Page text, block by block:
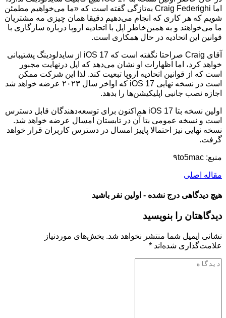
اما Craig Federighi به‌تازگی گفته است که «ما می‌خواهیم مطمئن
شویم که هر کاری که انجام می‌دهیم دقیقا همان چیزی مه مشتریان
ما می‌خواهند و به همین‌خاطر اپل با اتحادیه اروپا درباره سازگاری با
قوانین این اتحادیه در حال همکاری است.
آقای Craig صراحتا نگفته است که iOS 17 از سایدلودینگ پشتیبانی
خواهد کرد، اما اظهارات او نشان می‌دهد که اپل درنهایت مجبور
است که از قوانین اتحادیه اروپا تبعیت کند. لذا این شرکت ممکن
است در نسخه نهایی iOS 17 که اواخر سال ۲۰۲۳ عرضه خواهد شد
اجازه نصب جانبی اپلیکیشن‌ها را بدهد.
اولین نسخه بتا iOS 17 هم‌اکنون برای توسعه‌دهندگان قابل دسترس
است و نسخه عمومی بتا آن در تابستان امسال عرضه خواهد شد.
نسخه نهایی نیز احتمالا پاییز امسال در دسترس کاربران قرار خواهد
گرفت.
منبع: ۹to5mac
مقاله اصلی
هیچ دیدگاهی درج نشده - اولین نفر باشید
دیدگاهتان را بنویسید
نشانی ایمیل شما منتشر نخواهد شد. بخش‌های موردنیاز
علامت‌گذاری شده‌اند *